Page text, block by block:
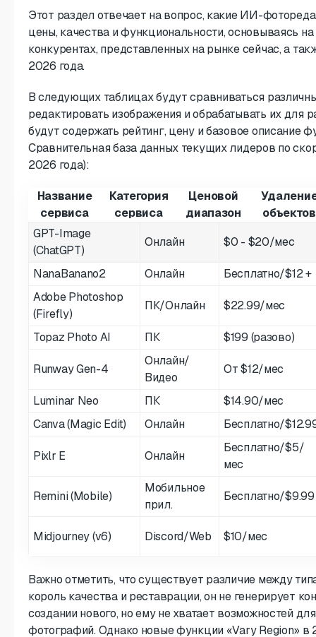
Этот раздел отвечает на вопрос, какие ИИ-
цены, качества и функциональности, основываясь
конкурентах, представленных на рынке сейчас, а
2026 года.
В следующих таблицах будут сравниваться
редактировать изображения и обрабатывать их для
будут содержать рейтинг, цену и базовое описание
Сравнительная база данных текущих лидеров по
2026 года):
Название
сервиса
Категория
сервиса
Ценовой
диапазон
объектов
GPT-Image
(ChatGPT)
Онлайн $0 - $20/мес
NanaBanano2 Онлайн
Бесплатно/$12 +
Adobe Photoshop
(Firefly)
ПК/Онлайн $22.99/мес
Topaz Photo AI ПК $199 (разово)
Runway Gen-4
Онлайн/
Видео
От $12/мес
Luminar Neo ПК
$14.90/мес
Canva (Magic Edit)
Онлайн Бесплатно/
Pixlr E Онлайн
Бесплатно/$5/
мес
Remini (Mobile)
Мобильное
прил.
Бесплатно/$9.99
Midjourney (v6) Discord/Web $10/мес
Важно отметить, что существует различие между
король качества и реставрации, он не генерирует
создании нового, но ему не хватает возможностей
фотографий. Однако новые функции «Vary Region» в